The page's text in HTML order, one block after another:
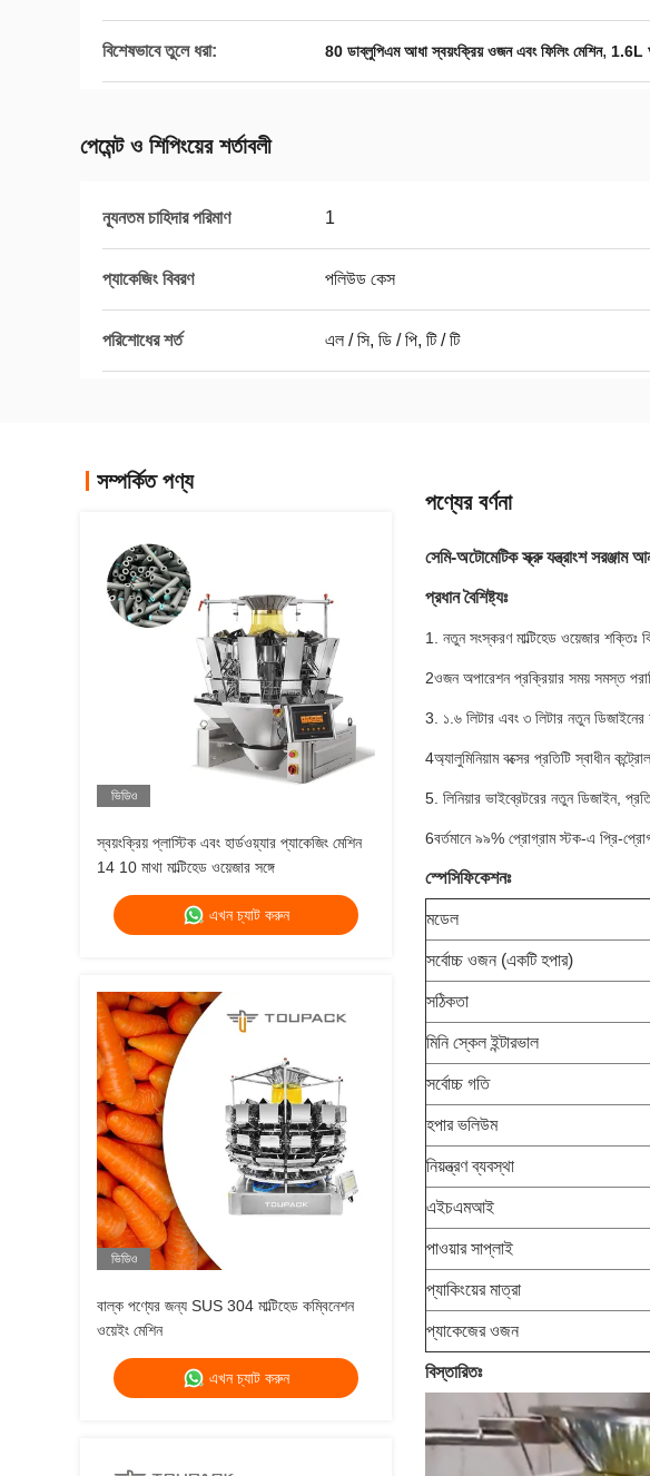
বিশেষভাবে তুলে ধরা: 80 ডাব্লুপিএম আধা স্বয়ংক্রিয় ওজন এবং ফিলিং মেশিন, 1.6L
পেমেন্ট ও শিপিংয়ের শর্তাবলী
ন্যূনতম চাহিদার পরিমাণ 1
প্যাকেজিং বিবরণ পলিউড কেস
পরিশোধের শর্ত এল / সি, ডি / পি, টি / টি
সম্পর্কিত পণ্য
ভিডিও
স্বয়ংক্রিয় প্লাস্টিক এবং হার্ডওয়্যার প্যাকেজিং মেশিন
14 10 মাথা মাল্টিহেড ওয়েজার সঙ্গে
এখন চ্যাট করুন
ভিডিও
বাল্ক পণ্যের জন্য SUS 304 মাল্টিহেড কম্বিনেশন
ওয়েইং মেশিন
এখন চ্যাট করুন
পণ্যের বর্ণনা
সেমি-অটোমেটিক স্ক্রু যন্ত্রাংশ সরঞ্জাম
প্রধান বৈশিষ্ট্যঃ
1. নতুন সংস্করণ মাল্টিহেড ওয়েজার শক্তিঃ
2ওজন অপারেশন প্রক্রিয়ার সময় সমস্ত
3. ১.৬ লিটার এবং ৩ লিটার নতুন
4অ্যালুমিনিয়াম বক্সের প্রতিটি স্বাধীন
5. লিনিয়ার ভাইব্রেটরের নতুন ডিজাইন,
6বর্তমানে ৯৯% প্রোগ্রাম স্টক-এ প্রি-
স্পেসিফিকেশনঃ
মডেল
সর্বোচ্চ ওজন (একটি হপার)
সঠিকতা
মিনি স্কেল ইন্টারভাল
সর্বোচ্চ গতি
হপার ভলিউম
নিয়ন্ত্রণ ব্যবস্থা
এইচএমআই
পাওয়ার সাপ্লাই
প্যাকিংয়ের মাত্রা
প্যাকেজের ওজন
বিস্তারিতঃ